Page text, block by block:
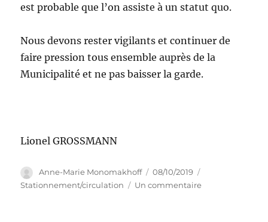
est probable que l’on assiste à un statut quo.
Nous devons rester vigilants et continuer de
faire pression tous ensemble auprès de la
Municipalité et ne pas baisser la garde.
Lionel GROSSMANN
Auteur
Anne-Marie Monomakhoff
Publié
le
08/10/2019
Stationnement/circulation
Un commentairesur